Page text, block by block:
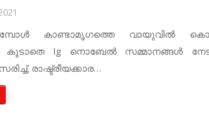
കാണ്ടാമൃഗത്തെ വായുവിൽ
കൂടാതെ Ig നൊബേൽ സമ്മാനങ്ങൾ
രാഷ്ട്രീയക്കാര…